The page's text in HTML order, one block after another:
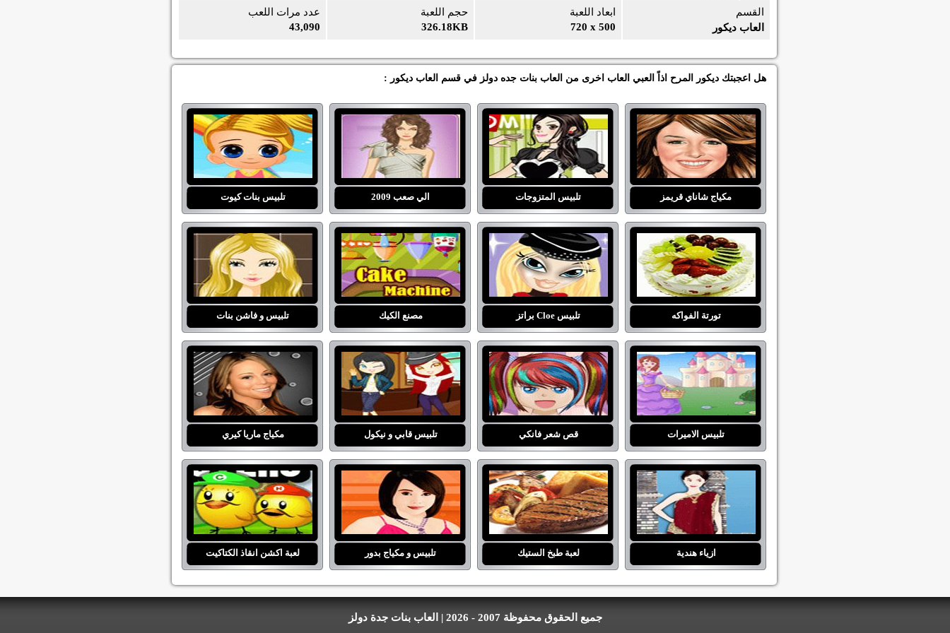
عدد مرات اللعب
43,090
حجم اللعبة
326.18KB
ابعاد اللعبة
720 x 500
القسم
العاب ديكور
هل اعجبتك ديكور المرح اذاً العبي العاب اخرى من العاب بنات جده دولز في قسم العاب ديكور :
مكياج شاناي قريمز تلبيس المتزوجات الي صعب 2009 تلبيس بنات كيوت
تورتة الفواكه تلبيس Cloe براتز مصنع الكيك تلبيس و فاشن بنات
تلبيس الاميرات قص شعر فانكي تلبيس قابي و نيكول مكياج ماريا كيري
ازياء هندية لعبة طبخ الستيك تلبيس و مكياج بدور لعبة اكشن انقاذ الكتاكيت
جميع الحقوق محفوظة 2007 - 2026 | العاب بنات جدة دولز